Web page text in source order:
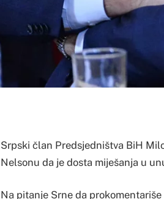
Srpski član Predsjedništva BiH
Nelsonu da je dosta miješanja u
Na pitanje Srne da